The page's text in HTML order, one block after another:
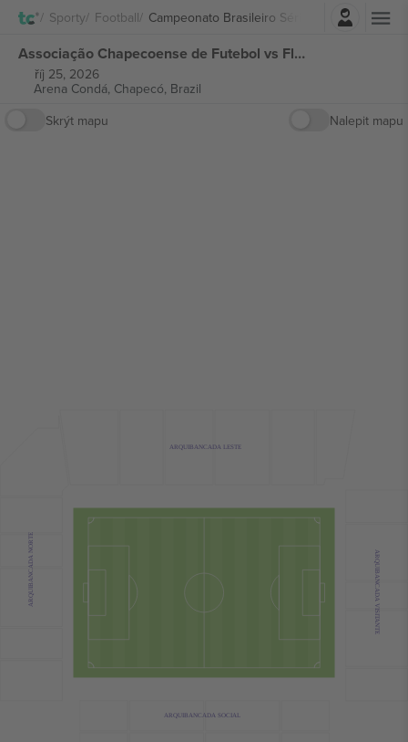
Sporty Football Campeonato Brasileiro Série A
Přihlásit se
Associação Chapecoense de Futebol vs Fluminense FC Campeonato Brasileiro Série A vstupenek
říj 25, 2026
Arena Condá, Chapecó, Brazil
Skrýt mapu
Nalepit mapu
ARQUIBANCADA VISITANTE
ARQUIBANCADA NORTE
ARQUIBANCADA LESTE
ARQUIBANCADA SOCIAL